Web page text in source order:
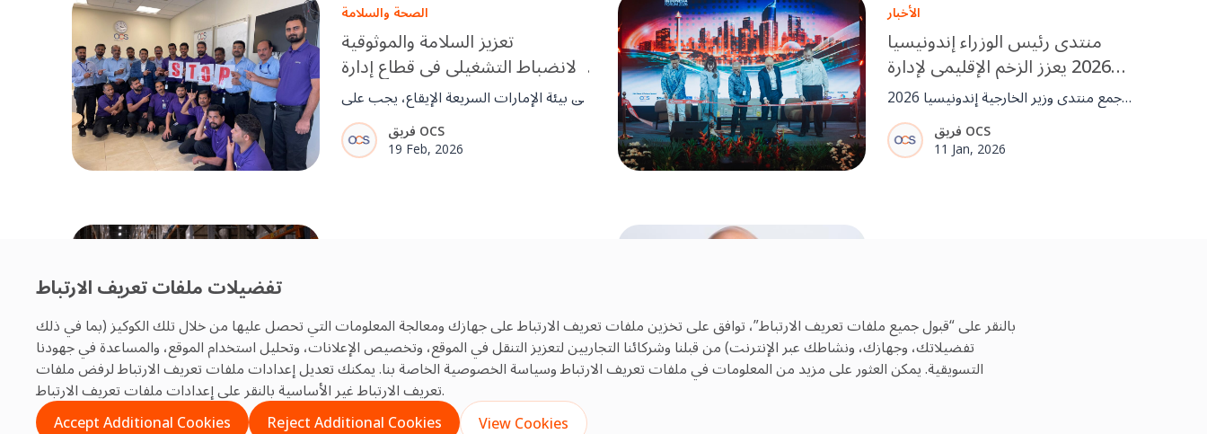
تفضيلات ملفات تعريف الارتباط
بالنقر على “قبول جميع ملفات تعريف الارتباط”، توافق على تخزين ملفات تعريف الارتباط على جهازك ومعالجة المعلومات التي تحصل عليها من خلال تلك الكوكيز (بما في ذلك
تفضيلاتك، وجهازك، ونشاطك عبر الإنترنت) من قبلنا وشركائنا التجاريين لتعزيز التنقل في الموقع، وتخصيص الإعلانات، وتحليل استخدام الموقع، والمساعدة في جهودنا
التسويقية. يمكن العثور على مزيد من المعلومات في ملفات تعريف الارتباط وسياسة الخصوصية الخاصة بنا. يمكنك تعديل إعدادات ملفات تعريف الارتباط لرفض ملفات
تعريف الارتباط غير الأساسية بالنقر على إعدادات ملفات تعريف الارتباط.
Accept Additional Cookies
Reject Additional Cookies View Cookies
الصحة والسلامة
تعزيز السلامة والموثوقية
والانضباط التشغيلي في قطاع إدارة
المرافق في الإمارات
في بيئة الإمارات السريعة الإيقاع، يجب على
فرق إدارة المرافق الحفاظ على عمليات آمنة
وموثوقة. يساعد إطار عمل STOP في تعزيز
الوعي واتخاذ القرار والانضباط التشغيلي عبر
فريق OCS
19 Feb, 2026
الأخبار
منتدى رئيس الوزراء إندونيسيا
2026 يعزز الزخم الإقليمي لإدارة
المرافق الجاهزة للمستقبل
جمع منتدى وزير الخارجية إندونيسيا 2026
قادة من الحكومات والصناعة لاستكشاف
الذكاء الاصطناعي وESG والدور المتطور
لإدارة المرافق. كما شهد الحدث إدخال
فريق OCS
11 Jan, 2026
تشكل معايير ISO العمود الفقري لإدارة
المرافق المتسقة والآمنة وعالية الجودة.
بتوجيه من ISO 9001 و14001 و45001،
يضمن OCS الموثوقية والمساءلة والتحسين
المستمر عبر جميع العمليات مع دعم
فريق OCS
25 Nov, 2025
رولاند سلامة، الرئيس التنفيذي ل OCS
APAC & ME، حول دفع الاستدامة والابتكار
فريق OCS
11 Nov, 2025